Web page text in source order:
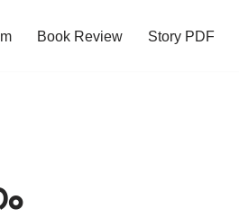
Book Review Story PDF